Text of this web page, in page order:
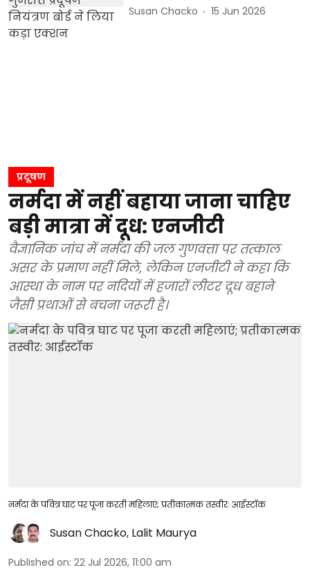
Susan Chacko 15 Jun 2026
प्रदूषण
नर्मदा में नहीं बहाया जाना चाहिए
बड़ी मात्रा में दूध: एनजीटी
वैज्ञानिक जांच में नर्मदा की जल गुणवत्ता पर तत्काल
असर के प्रमाण नहीं मिले, लेकिन एनजीटी ने कहा कि
आस्था के नाम पर नदियों में हजारों लीटर दूध बहाने
जैसी प्रथाओं से बचना जरूरी है।
नर्मदा के पवित्र घाट पर पूजा करती महिलाएं; प्रतीकात्मक तस्वीर: आईस्टॉक
Susan Chacko, Lalit Maurya
Published on: 22 Jul 2026, 11:00 am